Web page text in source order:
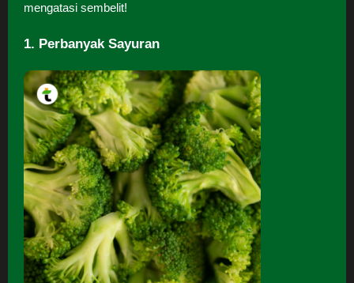
mengatasi sembelit!
1. Perbanyak Sayuran